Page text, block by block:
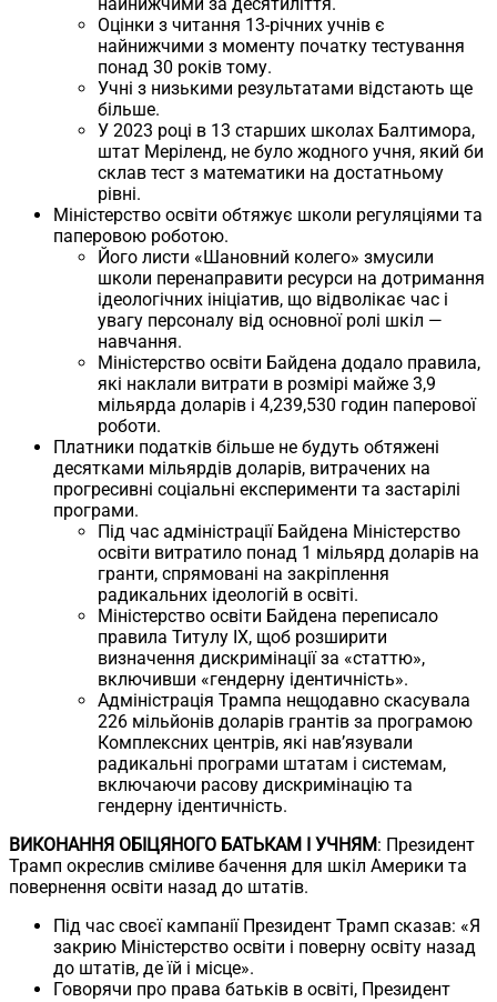
Оцінки з читання 13-річних учнів є
найнижчими з моменту початку тестування
понад 30 років тому.
Учні з низькими результатами відстають ще
більше.
У 2023 році в 13 старших школах Балтимора,
штат Меріленд, не було жодного учня, який би
склав тест з математики на достатньому
рівні.
Міністерство освіти обтяжує школи регуляціями та
паперовою роботою.
Його листи «Шановний колего» змусили
школи перенаправити ресурси на дотримання
ідеологічних ініціатив, що відволікає час і
увагу персоналу від основної ролі шкіл —
навчання.
Міністерство освіти Байдена додало правила,
які наклали витрати в розмірі майже 3,9
мільярда доларів і 4,239,530 годин паперової
роботи.
Платники податків більше не будуть обтяжені
десятками мільярдів доларів, витрачених на
прогресивні соціальні експерименти та застарілі
програми.
Під час адміністрації Байдена Міністерство
освіти витратило понад 1 мільярд доларів на
гранти, спрямовані на закріплення
радикальних ідеологій в освіті.
Міністерство освіти Байдена переписало
правила Титулу IX, щоб розширити
визначення дискримінації за «статтю»,
включивши «гендерну ідентичність».
Адміністрація Трампа нещодавно скасувала
226 мільйонів доларів грантів за програмою
Комплексних центрів, які нав’язували
радикальні програми штатам і системам,
включаючи расову дискримінацію та
гендерну ідентичність.
ВИКОНАННЯ ОБІЦЯНОГО БАТЬКАМ І УЧНЯМ: Президент
Трамп окреслив сміливе бачення для шкіл Америки та
повернення освіти назад до штатів.
Під час своєї кампанії Президент Трамп сказав: «Я
закрию Міністерство освіти і поверну освіту назад
до штатів, де їй і місце».
Говорячи про права батьків в освіті, Президент